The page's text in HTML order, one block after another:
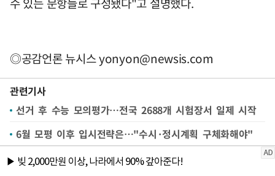
◎공감언론 뉴시스yonyon@newsis.com
관련기사
선거 후 수능 모의평가…전국 2688개 시험장서 일제 시작
6월 모평 이후 입시전략은…"수시·정시계획 구체화해야"